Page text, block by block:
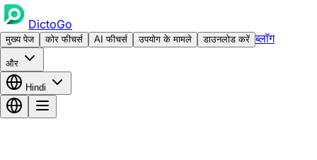
DictoGo
मुख्य पेज कोर फीचर्स AI फीचर्स उपयोग के मामले डाउनलोड करें ब्लॉग
और
Hindi